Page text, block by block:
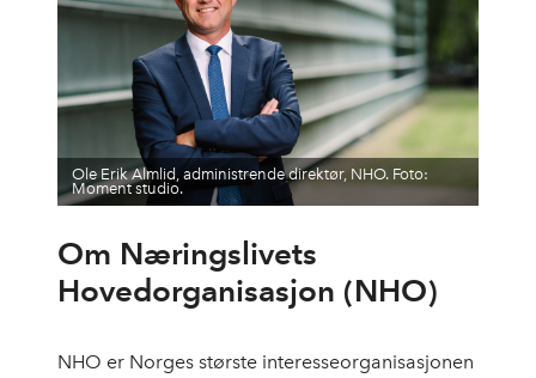
Ole Erik Almlid, administrende direktør, NHO. Foto:
Moment studio.
Om Næringslivets
Hovedorganisasjon (NHO)
NHO er Norges største interesseorganisasjonen